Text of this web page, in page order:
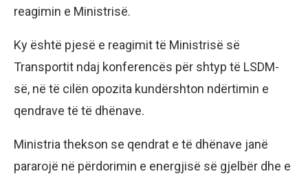
reagimin e Ministrisë.
Ky është pjesë e reagimit të Ministrisë së
Transportit ndaj konferencës për shtyp të LSDM-
së, në të cilën opozita kundërshton ndërtimin e
qendrave të të dhënave.
Ministria thekson se qendrat e të dhënave janë
pararojë në përdorimin e energjisë së gjelbër dhe e